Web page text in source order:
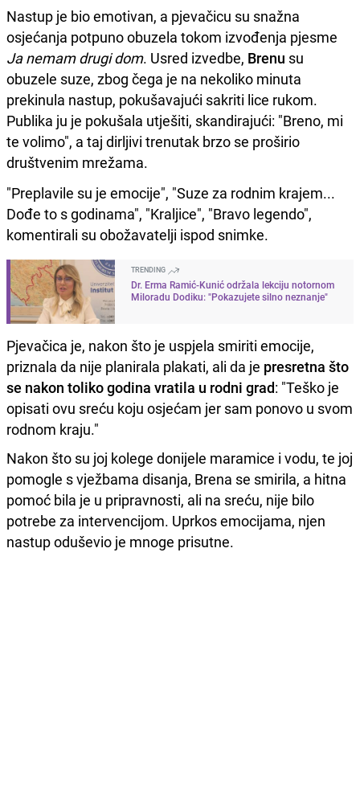
Nastup je bio emotivan, a pjevačicu su snažna
osjećanja potpuno obuzela tokom izvođenja pjesme
Ja nemam drugi dom. Usred izvedbe, Brenu su
obuzele suze, zbog čega je na nekoliko minuta
prekinula nastup, pokušavajući sakriti lice rukom.
Publika ju je pokušala utješiti, skandirajući: "Breno, mi
te volimo", a taj dirljivi trenutak brzo se proširio
društvenim mrežama.
"Preplavile su je emocije", "Suze za rodnim krajem...
Dođe to s godinama", "Kraljice", "Bravo legendo",
komentirali su obožavatelji ispod snimke.
TRENDING
Dr. Erma Ramić-Kunić održala lekciju notornom
Miloradu Dodiku: "Pokazujete silno neznanje"
Pjevačica je, nakon što je uspjela smiriti emocije,
priznala da nije planirala plakati, ali da je presretna što
se nakon toliko godina vratila u rodni grad: "Teško je
opisati ovu sreću koju osjećam jer sam ponovo u svom
rodnom kraju."
Nakon što su joj kolege donijele maramice i vodu, te joj
pomogle s vježbama disanja, Brena se smirila, a hitna
pomoć bila je u pripravnosti, ali na sreću, nije bilo
potrebe za intervencijom. Uprkos emocijama, njen
nastup oduševio je mnoge prisutne.